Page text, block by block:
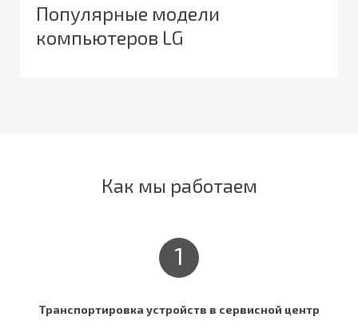
Популярные модели
компьютеров LG
Как мы работаем
1
Транспортировка устройств в сервисной центр